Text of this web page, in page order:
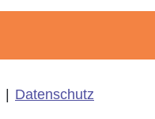
Datenschutz